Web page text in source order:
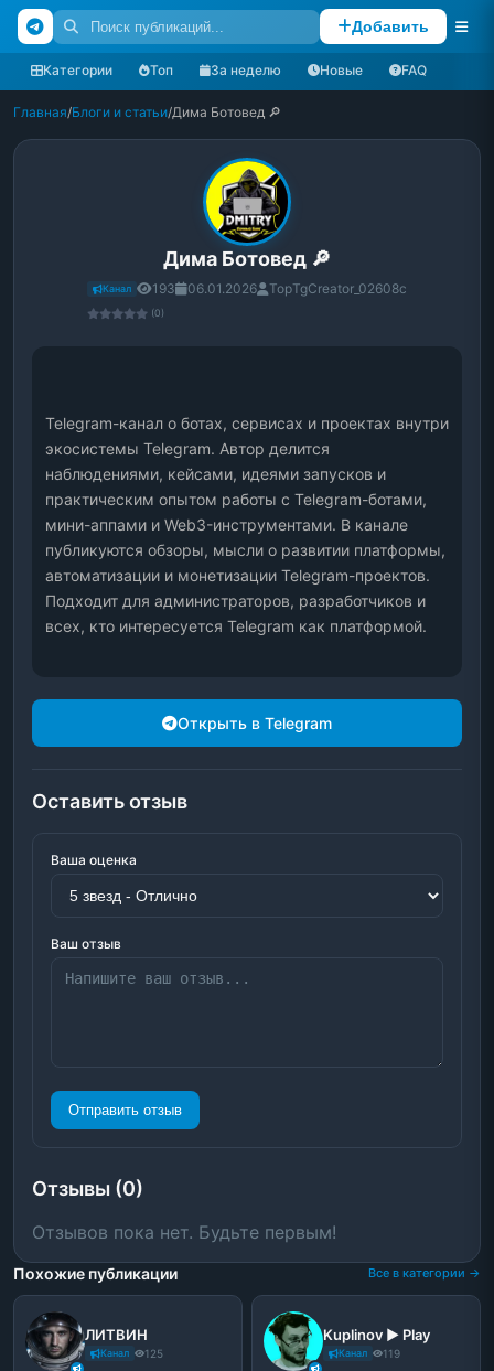
Добавить
Категории Топ За неделю Новые FAQ
Главная/Блоги и статьи/Дима Ботовед 🔎
Дима Ботовед 🔎
Канал 193 06.01.2026 TopTgCreator_02608c
(0)
Telegram-канал о ботах, сервисах и проектах внутри
экосистемы Telegram. Автор делится
наблюдениями, кейсами, идеями запусков и
практическим опытом работы с Telegram-ботами,
мини-аппами и Web3-инструментами. В канале
публикуются обзоры, мысли о развитии платформы,
автоматизации и монетизации Telegram-проектов.
Подходит для администраторов, разработчиков и
всех, кто интересуется Telegram как платформой.
Открыть в Telegram
Оставить отзыв
Ваша оценка
Ваш отзыв
Отправить отзыв
Отзывы (0)
Отзывов пока нет. Будьте первым!
Похожие публикации Все в категории →
ЛИТВИН
Канал 125
Kuplinov ► Play
Канал 119